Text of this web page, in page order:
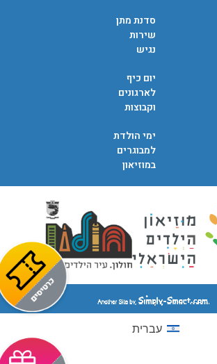
סדנת מתן
שירות
נגיש
יום כיף
לארגונים
וקבוצות
ימי הולדת
למבוגרים
במוזיאון
עברית